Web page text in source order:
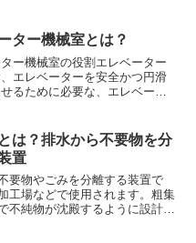
し、お湯を沸かします。その
気中の熱を有効活用でき、燃料
要がなく、CO2排出量を削減
できます。エコキュートの仕
外機のヒートポンプユニット
出し、室内の給湯機ユニット
。給湯機ユニットでは、取り
使って、お湯を沸かします。
キュートには、お湯を貯めて
ンクが備わっており、貯湯タ
めたお湯を、お風呂やキッチ
ター機械室とは？
ー機械室の役割エレベーター
エレベーターを安全かつ円滑
るために必要な、エレベータ
通常、エレベーターシャフト
は最上階に設置されます。ま
は、エレベーターの制御装置
制御室、エレベーターの駆動
する機械室、エレベーターの
を設置する安全室の3つの部屋で
は？排水から不要物を分
置
要物やごみを分離する装置で
工場などで使用されます。粗集
不純物が沈殿するように設計さ